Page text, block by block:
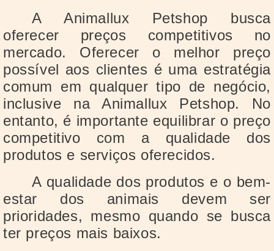
A Animallux Petshop busca
oferecer preços competitivos no
mercado. Oferecer o melhor preço
possível aos clientes é uma estratégia
comum em qualquer tipo de negócio,
inclusive na Animallux Petshop. No
entanto, é importante equilibrar o preço
competitivo com a qualidade dos
produtos e serviços oferecidos.
A qualidade dos produtos e o bem-
estar dos animais devem ser
prioridades, mesmo quando se busca
ter preços mais baixos.